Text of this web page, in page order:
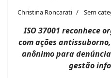
Christina Roncarati Sem
ISO 37001 reconhece
com ações
anônimo para
gestão